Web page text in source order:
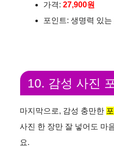
가격: 27,900원
포인트: 생명력 있
10. 감성 사진
마지막으로, 감성 충만한
사진 한 장만 잘 넣어도 마
요.